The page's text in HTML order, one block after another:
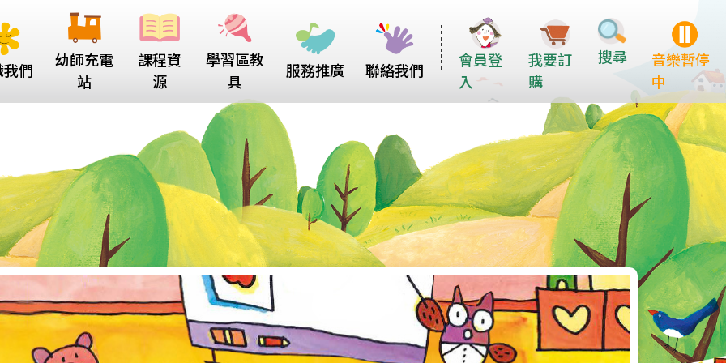
會員登
入
我要訂
購
搜尋
音樂暫停
中
們
幼師充電
站
課程資
源
學習區教
具
服務推廣 聯絡我們